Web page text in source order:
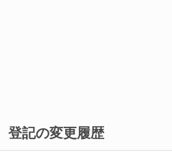
登記の変更履歴